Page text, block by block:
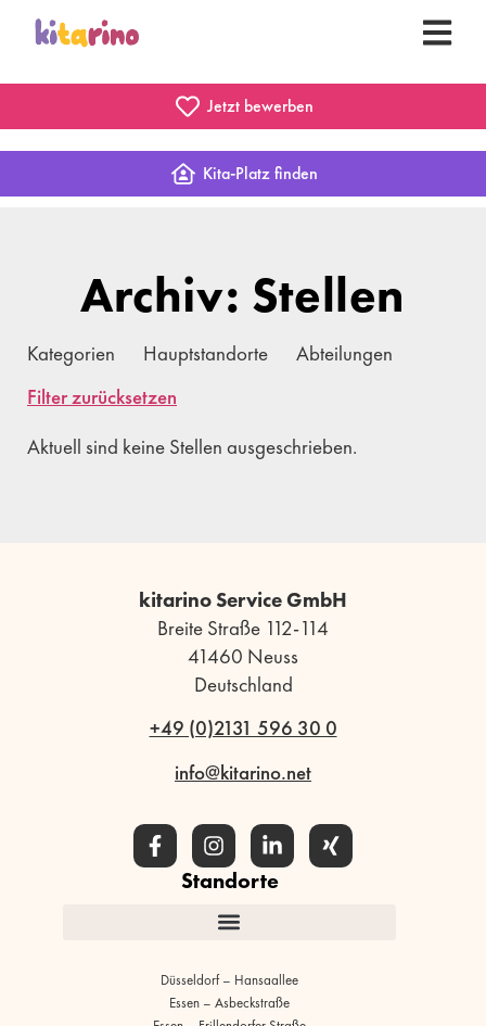
Jetzt bewerben
Kita-Platz finden
Archiv: Stellen
Kategorien Hauptstandorte
Abteilungen
Filter zurücksetzen
Aktuell sind keine Stellen ausgeschrieben.
kitarino Service GmbH
Breite Straße 112-114
41460 Neuss
Deutschland
+49 (0)2131 596 30 0
info@kitarino.net
Standorte
Düsseldorf – Hansaallee
Essen – Asbeckstraße